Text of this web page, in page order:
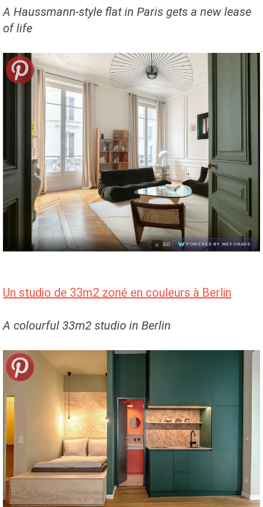
A Haussmann-style flat in Paris gets a new lease
of life
× AD POWERED BY WEFORADS
Un studio de 33m2 zoné en couleurs à Berlin
A colourful 33m2 studio in Berlin